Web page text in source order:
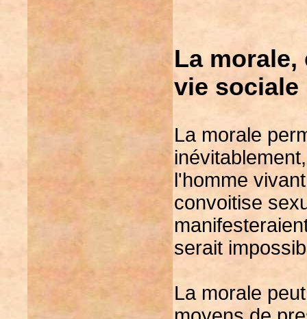
La
vie sociale
La morale
l'homme
convoitise
serait
La morale